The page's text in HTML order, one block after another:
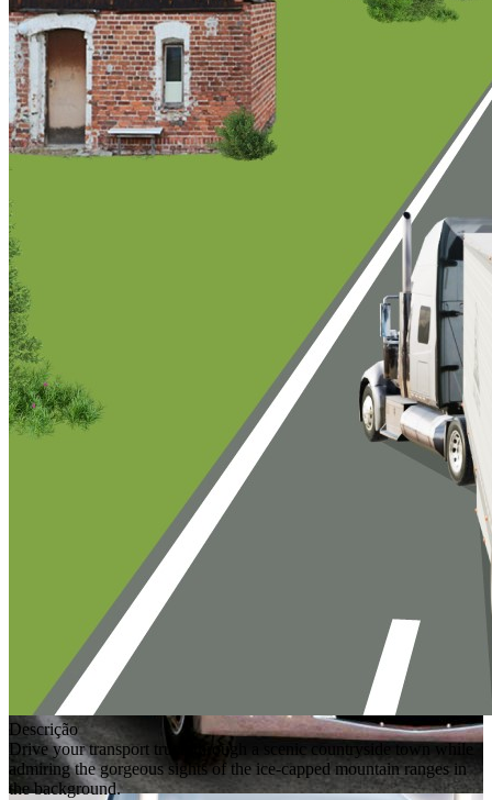
Descrição
Drive your transport truck through a scenic countryside town while
admiring the gorgeous sights of the ice-capped mountain ranges in
the background.